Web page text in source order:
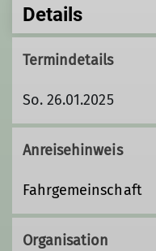
Details
Termindetails
So. 26.01.2025
Anreisehinweis
Fahrgemeinschaft
Organisation